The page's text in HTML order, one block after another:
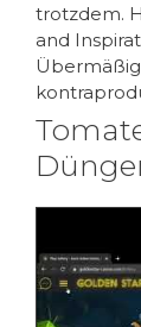
trotzdem.
and